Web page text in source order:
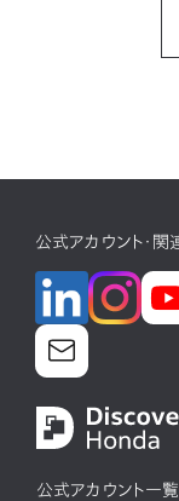
公式アカウント・関
公式アカウント一覧